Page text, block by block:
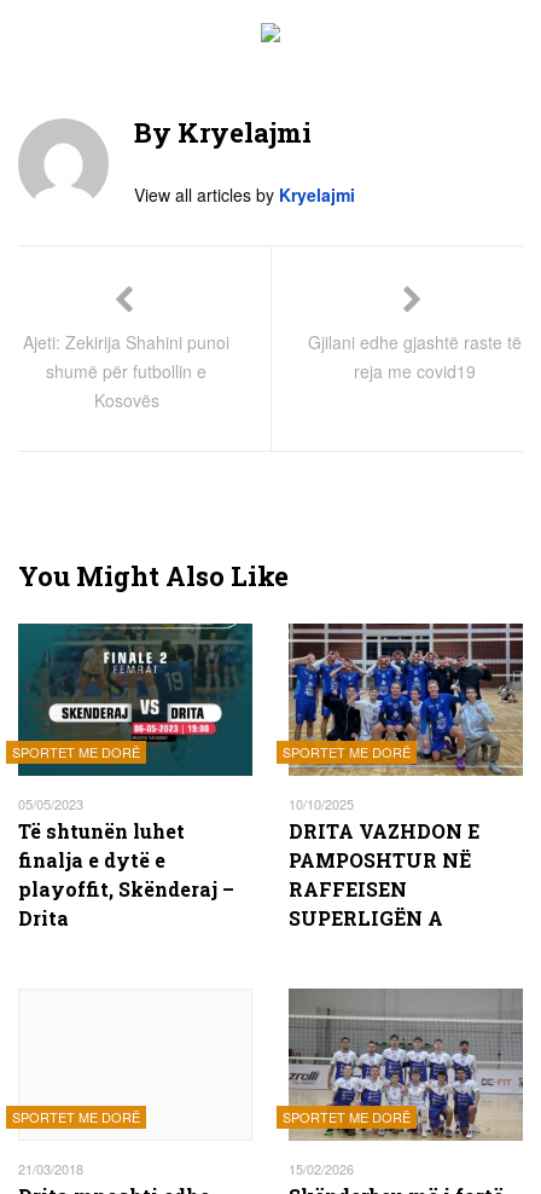
By Kryelajmi
View all articles by Kryelajmi
Ajeti: Zekirija Shahini punoi
shumë për futbollin e
Kosovës
Gjilani edhe gjashtë raste të
reja me covid19
You Might Also Like
SPORTET ME DORË
05/05/2023
Të shtunën luhet
finalja e dytë e
playoffit, Skënderaj –
Drita
SPORTET ME DORË
10/10/2025
DRITA VAZHDON E
PAMPOSHTUR NË
RAFFEISEN
SUPERLIGËN A
SPORTET ME DORË
21/03/2018
SPORTET ME DORË
15/02/2026